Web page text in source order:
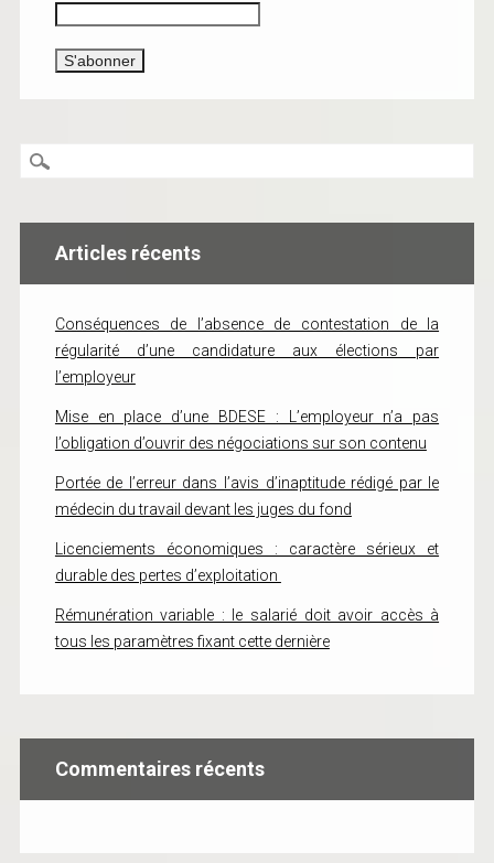
Articles récents
Conséquences de l’absence de contestation de la
régularité d’une candidature aux élections par
l’employeur
Mise en place d’une BDESE : L’employeur n’a pas
l’obligation d’ouvrir des négociations sur son contenu
Portée de l’erreur dans l’avis d’inaptitude rédigé par le
médecin du travail devant les juges du fond
Licenciements économiques : caractère sérieux et
durable des pertes d’exploitation
Rémunération variable : le salarié doit avoir accès à
tous les paramètres fixant cette dernière
Commentaires récents